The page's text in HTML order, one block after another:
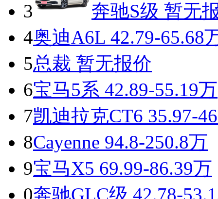
3 奔驰S级 暂无
4奥迪A6L 42.79-65.68
5总裁 暂无报价
6宝马5系 42.89-55.19万
7凯迪拉克CT6 35.97-
8Cayenne 94.8-250.8万
9宝马X5 69.99-86.39万
0奔驰GLC级 42.78-